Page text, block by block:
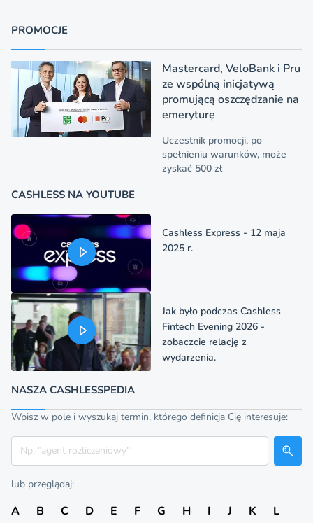
PROMOCJE
Mastercard, VeloBank i Pru
ze wspólną inicjatywą
promującą oszczędzanie na
emeryturę
Uczestnik promocji, po
spełnieniu warunków, może
zyskać 500 zł
CASHLESS NA YOUTUBE
Cashless Express - 12 maja
2025 r.
Jak było podczas Cashless
Fintech Evening 2026 -
zobaczcie relację z
wydarzenia.
NASZA CASHLESSPEDIA
Wpisz w pole i wyszukaj termin, którego definicja Cię interesuje:
Szukaj
lub przeglądaj:
A B C D E F G H I J K
L